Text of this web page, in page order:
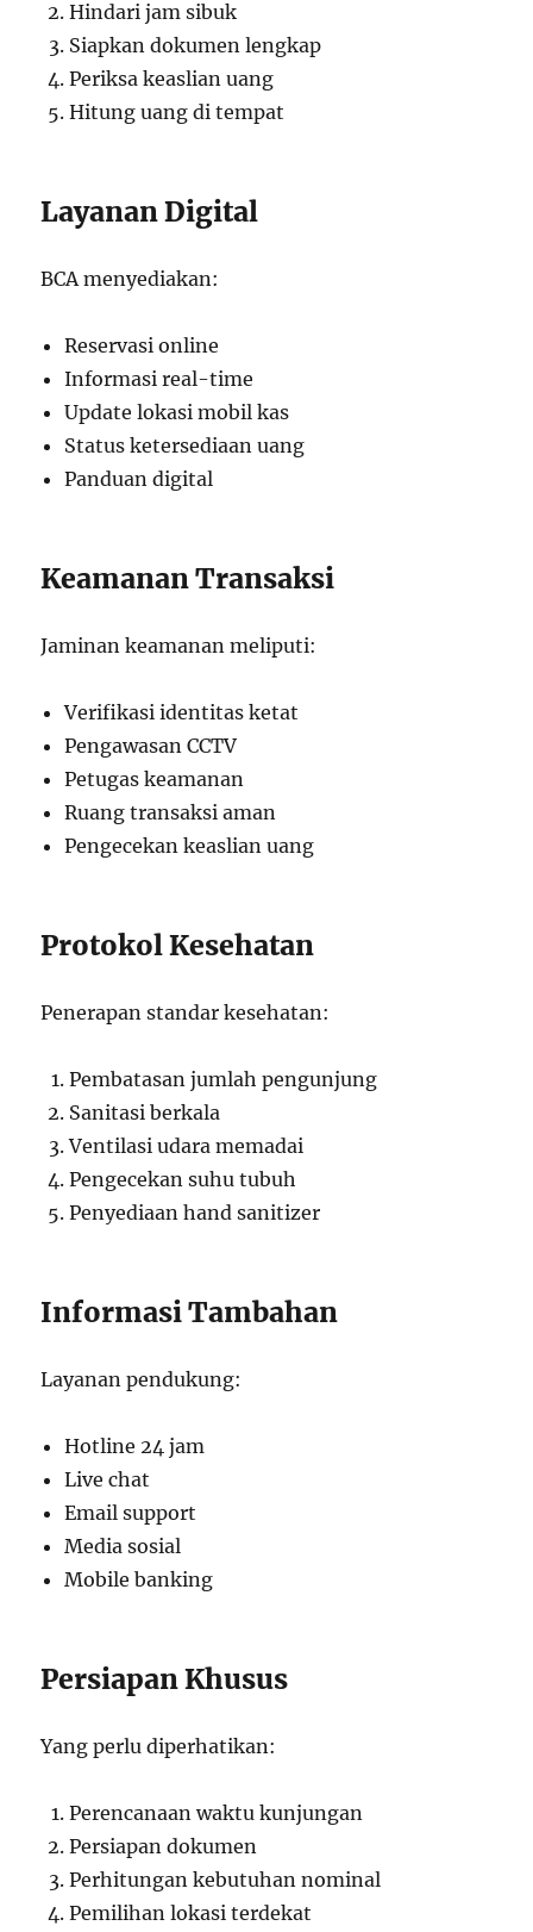
Hindari jam sibuk
Siapkan dokumen lengkap
Periksa keaslian uang
Hitung uang di tempat
Layanan Digital
BCA menyediakan:
Reservasi online
Informasi real-time
Update lokasi mobil kas
Status ketersediaan uang
Panduan digital
Keamanan Transaksi
Jaminan keamanan meliputi:
Verifikasi identitas ketat
Pengawasan CCTV
Petugas keamanan
Ruang transaksi aman
Pengecekan keaslian uang
Protokol Kesehatan
Penerapan standar kesehatan:
Pembatasan jumlah pengunjung
Sanitasi berkala
Ventilasi udara memadai
Pengecekan suhu tubuh
Penyediaan hand sanitizer
Informasi Tambahan
Layanan pendukung:
Hotline 24 jam
Live chat
Email support
Media sosial
Mobile banking
Persiapan Khusus
Yang perlu diperhatikan:
Perencanaan waktu kunjungan
Persiapan dokumen
Perhitungan kebutuhan nominal
Pemilihan lokasi terdekat